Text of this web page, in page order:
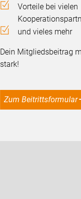
Vorteile bei vielen
und vieles mehr
Dein Mitgliedsbeitrag
stark!
Zum Beitrittsformular